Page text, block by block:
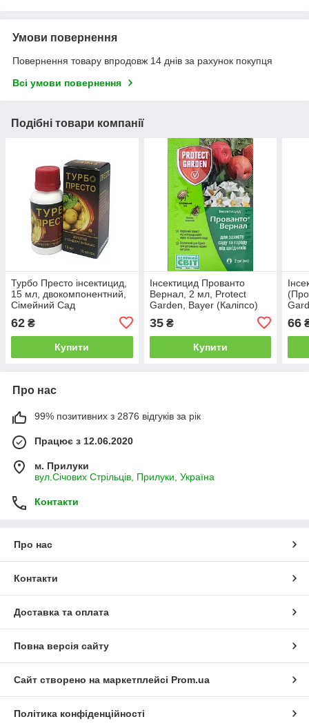
Умови повернення
Повернення товару впродовж 14 днів за рахунок покупця
Всі умови повернення
Подібні товари компанії
Турбо Престо інсектицид,
15 мл, двокомпонентний,
Сімейний Сад
62 ₴
Купити
Інсектицид Прованто
Вернал, 2 мл, Protect
Garden, Bayer (Каліпсо)
35₴
Купити
66
Про нас
99% позитивних з 2876 відгуків за рік
Працює з 12.06.2020
м. Прилуки
вул.Січових Стрільців, Прилуки, Україна
Контакти
Про нас
Контакти
Доставка та оплата
Повна версія сайту
Сайт створено на маркетплейсі Prom.ua
Політика конфіденційності